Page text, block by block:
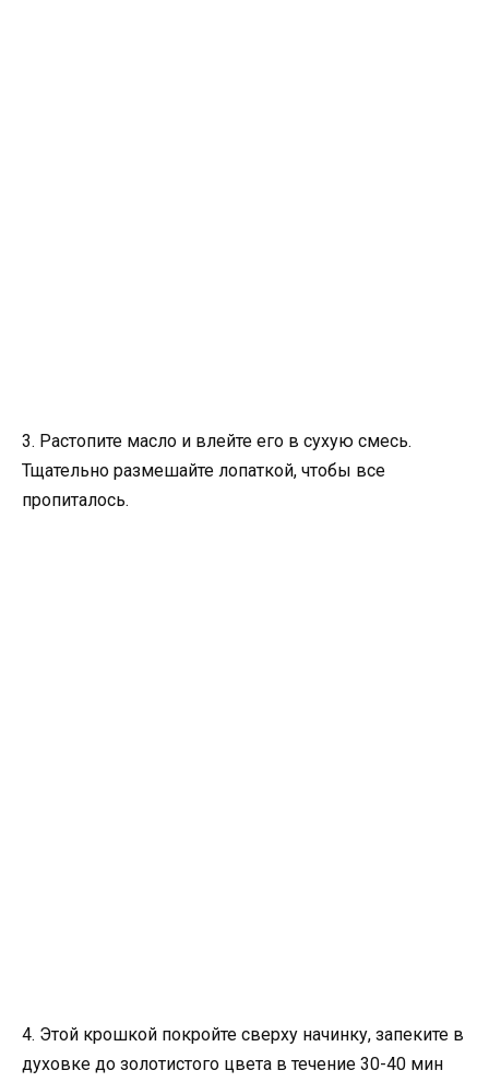
3. Растопите масло и влейте его в сухую смесь.
Тщательно размешайте лопаткой, чтобы все
пропиталось.
4. Этой крошкой покройте сверху начинку, запеките в
духовке до золотистого цвета в течение 30-40 мин